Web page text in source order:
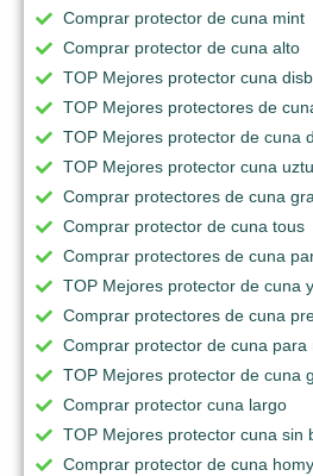
Comprar protector de cuna mint
Comprar protector de cuna alto
TOP Mejores protector cuna
TOP Mejores protectores de
TOP Mejores protector de cuna
TOP Mejores protector cuna
Comprar protectores de cuna
Comprar protector de cuna tous
Comprar protectores de cuna
TOP Mejores protector de cuna
Comprar protectores de cuna
Comprar protector de cuna para
TOP Mejores protector de cuna
Comprar protector cuna largo
TOP Mejores protector cuna sin
Comprar protector de cuna homy